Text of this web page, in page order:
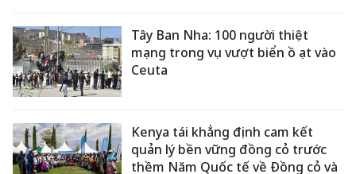
Tây Ban Nha: 100 người thiệt
mạng trong vụ vượt biển ồ ạt vào
Ceuta
Kenya tái khẳng định cam kết
quản lý bền vững đồng cỏ trước
thềm Năm Quốc tế về Đồng cỏ và